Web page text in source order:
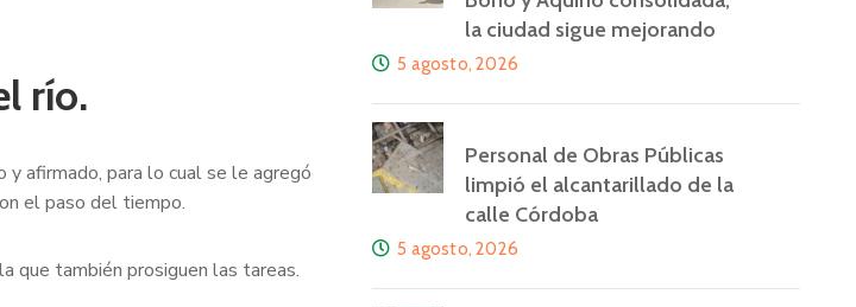
río.
y afirmado, para lo cual se le agregó
el paso del tiempo.
que también prosiguen las tareas.
la ciudad sigue mejorando
5 agosto, 2026
Personal de Obras Públicas
limpió el alcantarillado de la
calle Córdoba
5 agosto, 2026